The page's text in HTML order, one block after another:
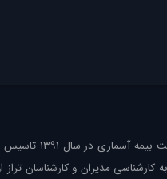
شرکت بیمه
کارشناسی مدیران و کارشناسان